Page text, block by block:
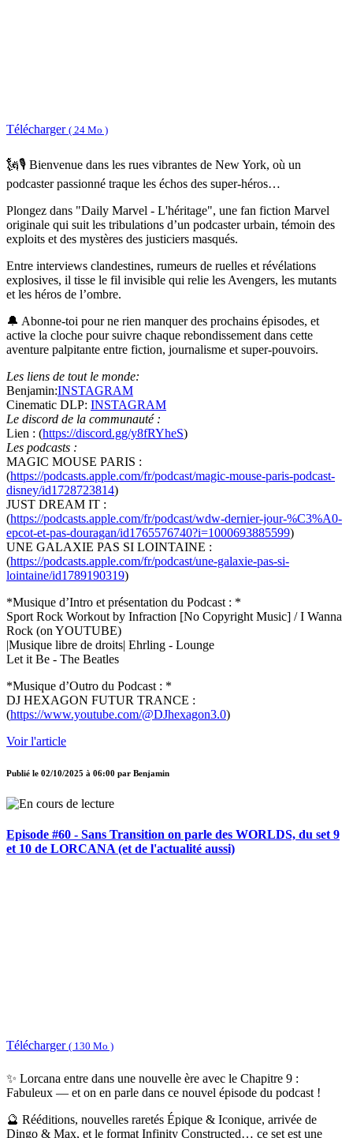
Télécharger ( 24 Mo )
🗽🎙️ Bienvenue dans les rues vibrantes de New York, où un
podcaster passionné traque les échos des super-héros…
Plongez dans "Daily Marvel - L'héritage", une fan fiction Marvel
originale qui suit les tribulations d’un podcaster urbain, témoin des
exploits et des mystères des justiciers masqués.
Entre interviews clandestines, rumeurs de ruelles et révélations
explosives, il tisse le fil invisible qui relie les Avengers, les mutants
et les héros de l’ombre.
🔔 Abonne-toi pour ne rien manquer des prochains épisodes, et
active la cloche pour suivre chaque rebondissement dans cette
aventure palpitante entre fiction, journalisme et super-pouvoirs.
Les liens de tout le monde:
Benjamin:INSTAGRAM
Cinematic DLP: INSTAGRAM
Le discord de la communauté :
Lien : (https://discord.gg/y8fRYheS)
Les podcasts :
MAGIC MOUSE PARIS :
(https://podcasts.apple.com/fr/podcast/magic-mouse-paris-podcast-
disney/id1728723814)
JUST DREAM IT :
(https://podcasts.apple.com/fr/podcast/wdw-dernier-jour-%C3%A0-
epcot-et-pas-douragan/id1765576740?i=1000693885599)
UNE GALAXIE PAS SI LOINTAINE :
(https://podcasts.apple.com/fr/podcast/une-galaxie-pas-si-
lointaine/id1789190319)
*Musique d’Intro et présentation du Podcast : *
Sport Rock Workout by Infraction [No Copyright Music] / I Wanna
Rock (on YOUTUBE)
|Musique libre de droits| Ehrling - Lounge
Let it Be - The Beatles
*Musique d’Outro du Podcast : *
DJ HEXAGON FUTUR TRANCE :
(https://www.youtube.com/@DJhexagon3.0)
Voir l'article
Publié le 02/10/2025 à 06:00 par Benjamin
Episode #60 - Sans Transition on parle des WORLDS, du set 9
et 10 de LORCANA (et de l'actualité aussi)
Télécharger ( 130 Mo )
✨ Lorcana entre dans une nouvelle ère avec le Chapitre 9 :
Fabuleux — et on en parle dans ce nouvel épisode du podcast !
🔮 Rééditions, nouvelles raretés Épique & Iconique, arrivée de
Dingo & Max, et le format Infinity Constructed… ce set est une